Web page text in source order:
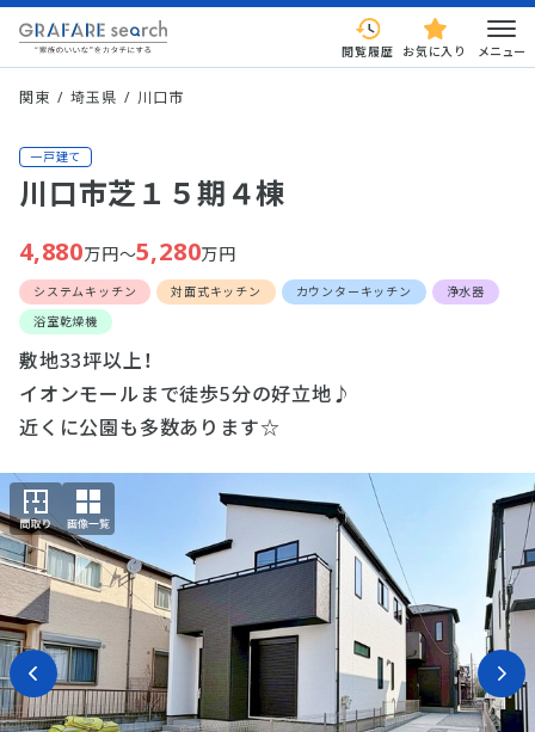
閲覧履歴 お気に入り メニュー
関東 埼玉県 川口市
一戸建て
川口市芝１５期４棟
4,880万円～5,280万円
システムキッチン 対面式キッチン カウンターキッチン
浄水器
浴室乾燥機
敷地33坪以上！
イオンモールまで徒歩5分の好立地♪
近くに公園も多数あります☆